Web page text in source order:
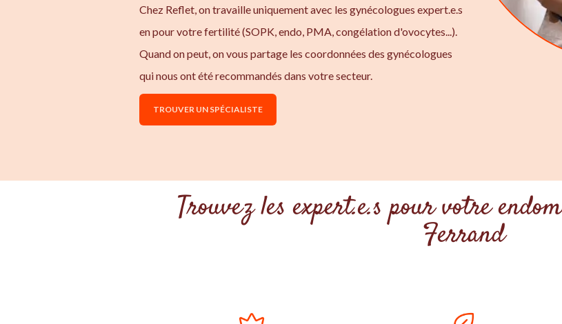
Chez Reflet, on travaille uniquement avec les gynécologues expert.e.s
en pour votre fertilité (SOPK, endo, PMA, congélation d'ovocytes...).
Quand on peut, on vous partage les coordonnées des gynécologues
qui nous ont été recommandés dans votre secteur.
TROUVER UN SPÉCIALISTE
Trouvez les expert.e.s pour votre
Ferrand